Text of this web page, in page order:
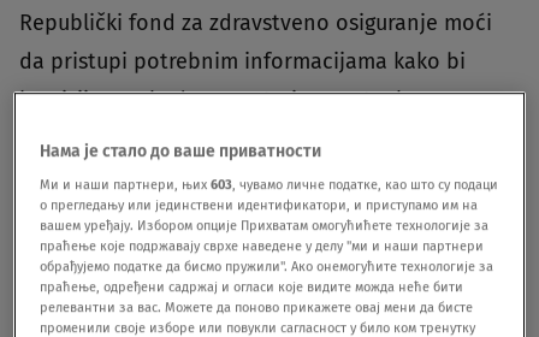
Republički fond za zdravstveno osiguranje moći
da pristupi potrebnim informacijama kako bi
komisije mogle da razmatraju eventualno
produžavanje bolovanja duže od 30 dana u
slučajevima kada je to potrebno.
Prema njenim rečima, uvođenje e-bolovanja će
doprineti tome da se, pre svega, pacijenti
poštede kada su bolesni, da se sistem efikasnije
Нама је стало до ваше приватности
Ми и наши партнери, њих603, чувамо личне податке, као што су подаци
о прегледању или јединствени идентификатори, и приступамо им на
вашем уређају. Избором опције Прихватам омогућићете технологије за
праћење које подржавају сврхе наведене у делу "ми и наши партнери
обрађујемо податке да бисмо пружили". Ако онемогућите технологије за
праћење, одређени садржај и огласи које видите можда неће бити
релевантни за вас. Можете да поново прикажете овај мени да бисте
променили своје изборе или повукли сагласност у било ком тренутку